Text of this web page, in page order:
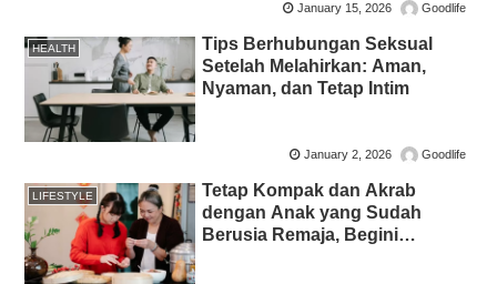
January 15, 2026 Goodlife
HEALTH
Tips Berhubungan Seksual
Setelah Melahirkan: Aman,
Nyaman, dan Tetap Intim
January 2, 2026 Goodlife
LIFESTYLE
Tetap Kompak dan Akrab
dengan Anak yang Sudah
Berusia Remaja, Begini